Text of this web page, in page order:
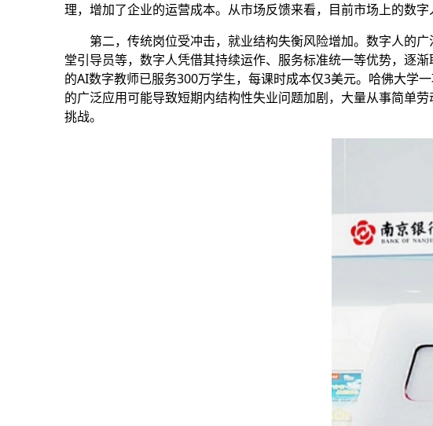
理，增加了企业的运营成本。从市场反馈来看，目前市场上的数
第二，传统岗位受冲击，就业结构失衡风险增加。 数字人的
堂引导员等，数字人凭借其持续运作、服务标准统一等优势，逐
的AI数字教师已服务300万学生，每课时成本仅3美元。哈佛大学
的广泛应用可能导致短期内结构性失业问题加剧，大量从事简单
挑战。